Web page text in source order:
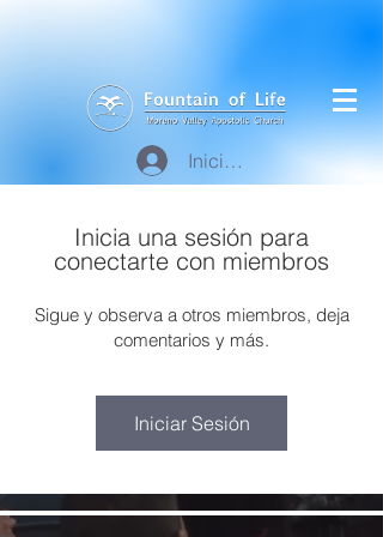
Iniciar sesión
Inicia una sesión para
conectarte con miembros
Sigue y observa a otros miembros, deja
comentarios y más.
Iniciar Sesión